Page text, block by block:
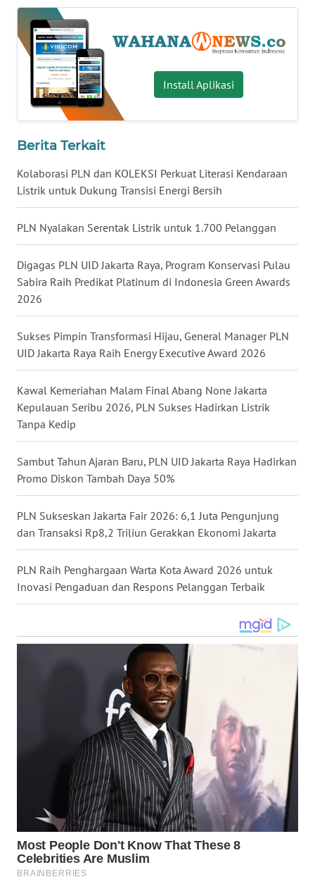
Install Aplikasi
Berita Terkait
Kolaborasi PLN dan KOLEKSI Perkuat Literasi Kendaraan
Listrik untuk Dukung Transisi Energi Bersih
PLN Nyalakan Serentak Listrik untuk 1.700 Pelanggan
Digagas PLN UID Jakarta Raya, Program Konservasi Pulau
Sabira Raih Predikat Platinum di Indonesia Green Awards
2026
Sukses Pimpin Transformasi Hijau, General Manager PLN
UID Jakarta Raya Raih Energy Executive Award 2026
Kawal Kemeriahan Malam Final Abang None Jakarta
Kepulauan Seribu 2026, PLN Sukses Hadirkan Listrik
Tanpa Kedip
Sambut Tahun Ajaran Baru, PLN UID Jakarta Raya Hadirkan
Promo Diskon Tambah Daya 50%
PLN Sukseskan Jakarta Fair 2026: 6,1 Juta Pengunjung
dan Transaksi Rp8,2 Triliun Gerakkan Ekonomi Jakarta
PLN Raih Penghargaan Warta Kota Award 2026 untuk
Inovasi Pengaduan dan Respons Pelanggan Terbaik
WN
NUSANTARA
WN
JOGJA
WN
JATIM
WN
BALI
WN
WN
KALTENG
KALSEL
WN
WN
GORONTALO
WN
SULUT
WN
DANAU
TOBA
WN